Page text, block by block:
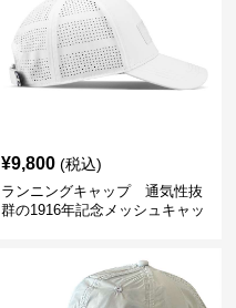
¥9,800 (税込)
ランニングキャップ 通気性抜
群の1916年記念メッシュキャッ